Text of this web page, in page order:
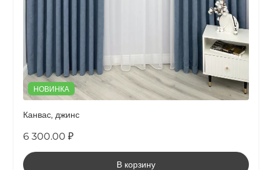
НОВИНКА
Канвас, джинс
6 300.00 ₽
В корзину